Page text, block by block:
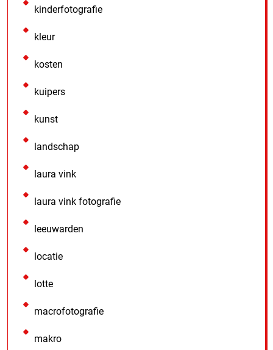
kinderfotografie
kleur
kosten
kuipers
kunst
landschap
laura vink
laura vink fotografie
leeuwarden
locatie
lotte
macrofotografie
makro